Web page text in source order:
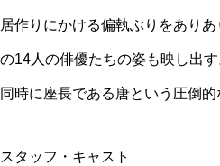
居作りにかける偏執ぶりをあり
の14人の俳優たちの姿も映し出
同時に座長である唐という圧倒
スタッフ・キャスト